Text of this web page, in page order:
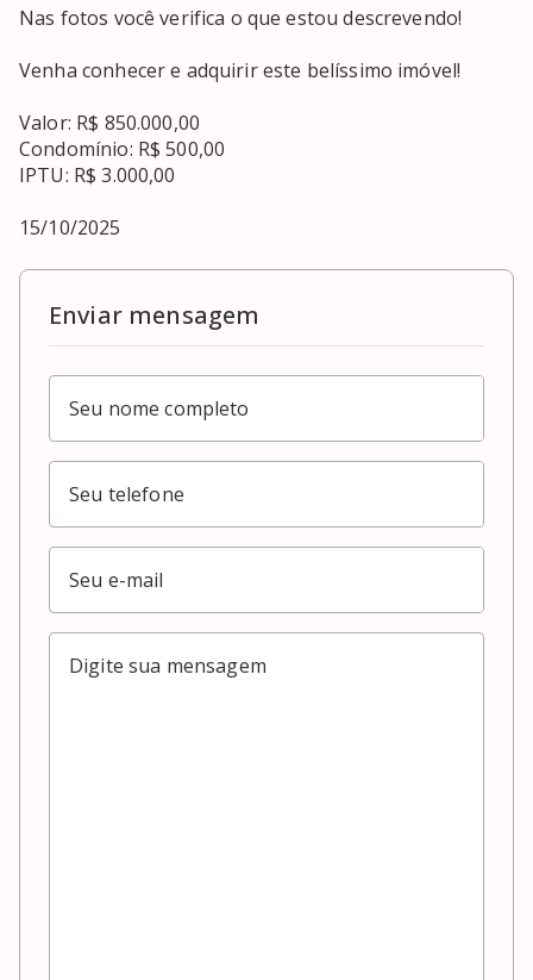
Nas fotos você verifica o que estou descrevendo!
Venha conhecer e adquirir este belíssimo imóvel!
Valor: R$ 850.000,00
Condomínio: R$ 500,00
IPTU: R$ 3.000,00
15/10/2025
Enviar mensagem